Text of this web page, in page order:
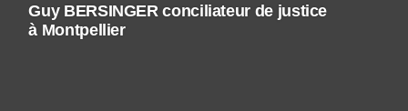
Guy BERSINGER conciliateur de justice
à Montpellier